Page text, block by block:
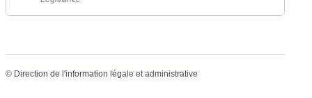
© Direction de l'information légale et administrative